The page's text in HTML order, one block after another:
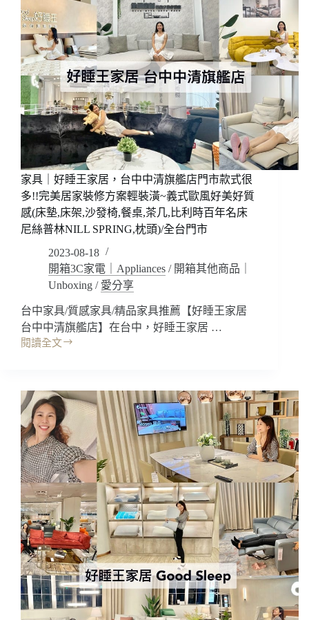
家具｜好睡王家居，台中中清旗艦店門市款式很
多!!完美居家裝修方案輕裝潢~義式歐風好美好質
感(床墊,床架,沙發椅,餐桌,茶几,比利時百年名床
尼絲普林NILL SPRING,枕頭)/全台門市
2023-08-18
開箱3C家電｜Appliances / 開箱其他商品｜
Unboxing / 愛分享
台中家具/質感家具/精品家具推薦【好睡王家居
台中中清旗艦店】在台中，好睡王家居 …
閱讀全文
家
好
睡
王
家
居，
台
中
中
清
旗
艦
店
門
市
款
式